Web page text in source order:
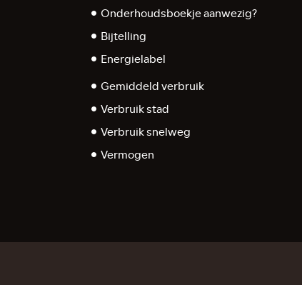
Onderhoudsboekje aanwezig?
Bijtelling
Energielabel
Gemiddeld verbruik
Verbruik stad
Verbruik snelweg
Vermogen